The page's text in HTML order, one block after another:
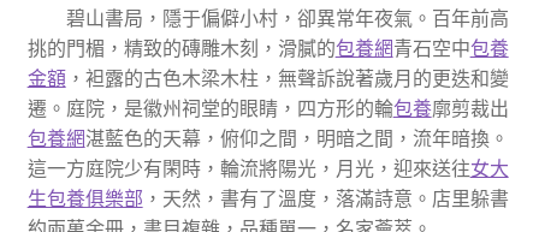
碧山書局，隱于偏僻小村，卻異常年夜氣。百年前高
挑的門楣，精致的磚雕木刻，滑膩的包養網青石空中包養
金額，袒露的古色木梁木柱，無聲訴說著歲月的更迭和變
遷。庭院，是徽州祠堂的眼睛，四方形的輪包養廓剪裁出
包養網湛藍色的天幕，俯仰之間，明暗之間，流年暗換。
這一方庭院少有閑時，輪流將陽光，月光，迎來送往女大
生包養俱樂部 ，天然，書有了溫度，落滿詩意。店里躲書